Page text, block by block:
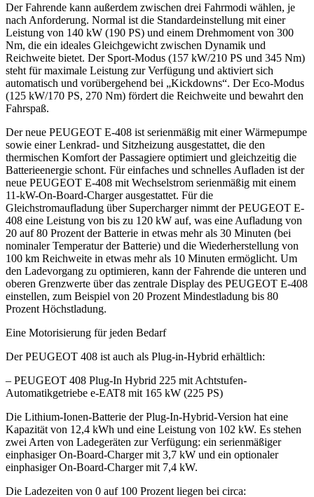
Der Fahrende kann außerdem zwischen drei Fahrmodi wählen, je
nach Anforderung. Normal ist die Standardeinstellung mit einer
Leistung von 140 kW (190 PS) und einem Drehmoment von 300
Nm, die ein ideales Gleichgewicht zwischen Dynamik und
Reichweite bietet. Der Sport-Modus (157 kW/210 PS und 345 Nm)
steht für maximale Leistung zur Verfügung und aktiviert sich
automatisch und vorübergehend bei „Kickdowns“. Der Eco-Modus
(125 kW/170 PS, 270 Nm) fördert die Reichweite und bewahrt den
Fahrspaß.
Der neue PEUGEOT E-408 ist serienmäßig mit einer Wärmepumpe
sowie einer Lenkrad- und Sitzheizung ausgestattet, die den
thermischen Komfort der Passagiere optimiert und gleichzeitig die
Batterieenergie schont. Für einfaches und schnelles Aufladen ist der
neue PEUGEOT E-408 mit Wechselstrom serienmäßig mit einem
11-kW-On-Board-Charger ausgestattet. Für die
Gleichstromaufladung über Supercharger nimmt der PEUGEOT E-
408 eine Leistung von bis zu 120 kW auf, was eine Aufladung von
20 auf 80 Prozent der Batterie in etwas mehr als 30 Minuten (bei
nominaler Temperatur der Batterie) und die Wiederherstellung von
100 km Reichweite in etwas mehr als 10 Minuten ermöglicht. Um
den Ladevorgang zu optimieren, kann der Fahrende die unteren und
oberen Grenzwerte über das zentrale Display des PEUGEOT E-408
einstellen, zum Beispiel von 20 Prozent Mindestladung bis 80
Prozent Höchstladung.
Eine Motorisierung für jeden Bedarf
Der PEUGEOT 408 ist auch als Plug-in-Hybrid erhältlich:
– PEUGEOT 408 Plug-In Hybrid 225 mit Achtstufen-
Automatikgetriebe e-EAT8 mit 165 kW (225 PS)
Die Lithium-Ionen-Batterie der Plug-In-Hybrid-Version hat eine
Kapazität von 12,4 kWh und eine Leistung von 102 kW. Es stehen
zwei Arten von Ladegeräten zur Verfügung: ein serienmäßiger
einphasiger On-Board-Charger mit 3,7 kW und ein optionaler
einphasiger On-Board-Charger mit 7,4 kW.
Die Ladezeiten von 0 auf 100 Prozent liegen bei circa: